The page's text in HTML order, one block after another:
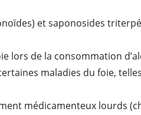
et saponosides
de la consommation
maladies du foie,
médicamenteux lourds